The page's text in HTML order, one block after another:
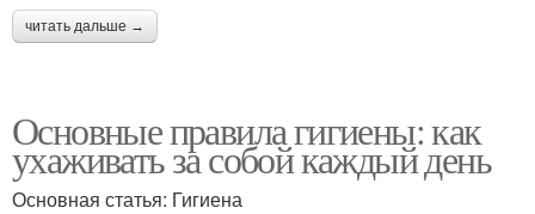
читать дальше →
Основные правила гигиены: как
ухаживать за собой каждый день
Основная статья: Гигиена